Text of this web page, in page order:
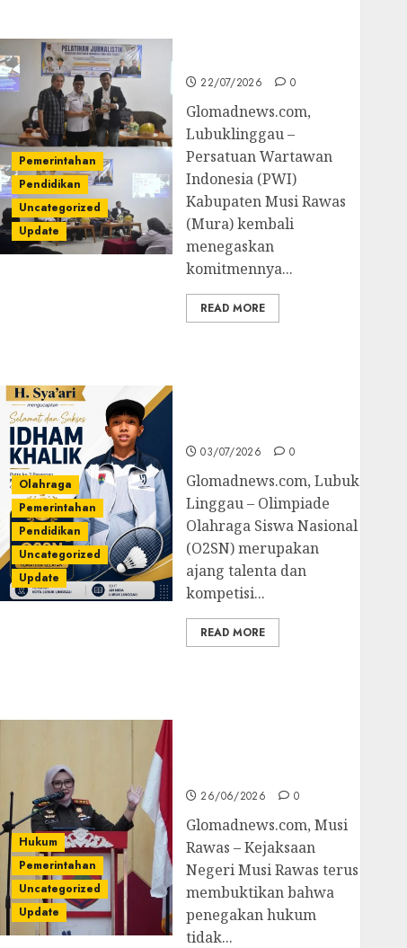
Pemerintahan
Pendidikan
Uncategorized
Update
22/07/2026 0
Glomadnews.com,
Lubuklinggau –
Persatuan Wartawan
Indonesia (PWI)
Kabupaten Musi Rawas
(Mura) kembali
menegaskan
komitmennya...
READ MORE
Olahraga
Pemerintahan
Pendidikan
Uncategorized
Update
03/07/2026 0
Glomadnews.com, Lubuk
Linggau – Olimpiade
Olahraga Siswa Nasional
(O2SN) merupakan
ajang talenta dan
kompetisi...
READ MORE
Hukum
Pemerintahan
Uncategorized
Update
26/06/2026 0
Glomadnews.com, Musi
Rawas – Kejaksaan
Negeri Musi Rawas terus
membuktikan bahwa
penegakan hukum
tidak...